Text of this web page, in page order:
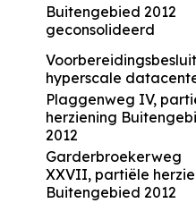
Buitengebied 2012
geconsolideerd
Voorbereidingsbesluit
hyperscale
Plaggenweg IV,
herziening
2012
Garderbroekerweg
XXVII, partiële
Buitengebied 2012